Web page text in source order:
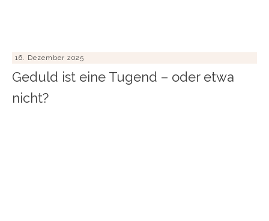
16. Dezember 2025
Geduld ist eine Tugend – oder etwa
nicht?